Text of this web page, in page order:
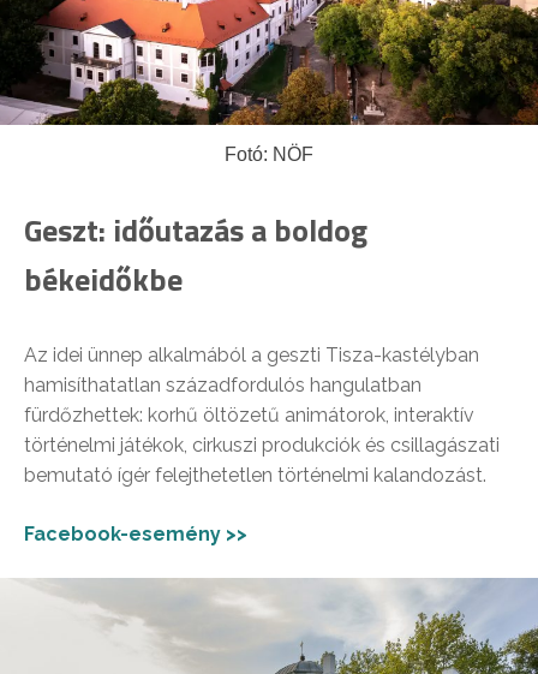
Fotó: NÖF
Geszt: időutazás a boldog
békeidőkbe
Az idei ünnep alkalmából a geszti Tisza-kastélyban
hamisíthatatlan századfordulós hangulatban
fürdőzhettek: korhű öltözetű animátorok, interaktív
történelmi játékok, cirkuszi produkciók és csillagászati
bemutató ígér felejthetetlen történelmi kalandozást.
Facebook-esemény >>